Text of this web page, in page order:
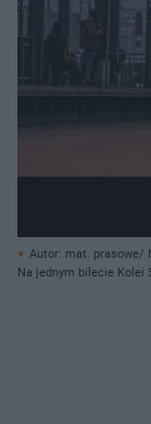
Autor: mat. prasowe/
Na jednym bilecie Kolei